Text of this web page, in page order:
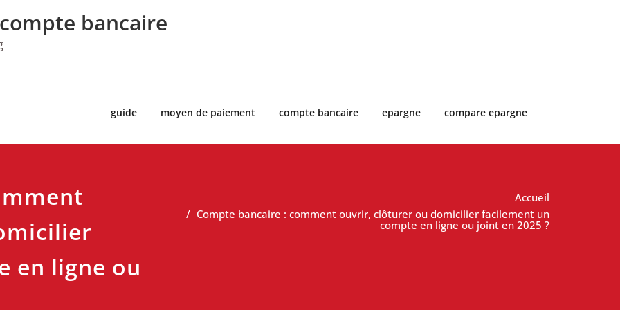
bancaire
guide moyen de paiement compte bancaire epargne compare epargne
en ligne ou
Accueil
Compte bancaire : comment ouvrir, clôturer ou domicilier facilement un
compte en ligne ou joint en 2025 ?